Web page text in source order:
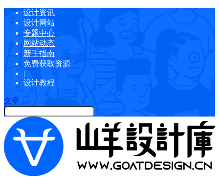
设计资讯
设计网站
专题中心
网站动态
新手指南
免费获取资源
|
设计教程
文章